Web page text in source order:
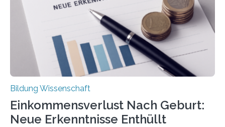
Bildung Wissenschaft
Einkommensverlust Nach Geburt:
Neue Erkenntnisse Enthüllt